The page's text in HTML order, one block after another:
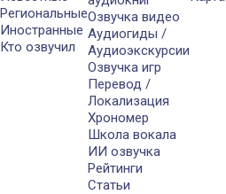
Региональные
Иностранные
Кто озвучил
Озвучка видео
Аудиогиды /
Аудиоэкскурсии
Озвучка игр
Перевод /
Локализация
Хрономер
Школа вокала
ИИ озвучка
Рейтинги
Статьи